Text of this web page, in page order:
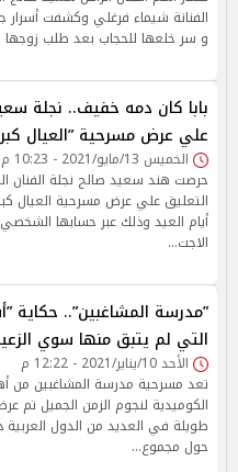
الفنانة شيماء فرغلي وكشفت أسرار
و سر خلعها للحجاب بعد طلب زوجها
بابا كان دمه خفيف.. نجلة
علي عرض مسرحية ”العيال
الخميس 13/مايو/2021 - 10:23 م
حرصت هند سعيد صالح نجلة الفنان
التعليق علي عرض مسرحية العيال
أيام العيد وذلك عبر حسابها
الاجت…
”مدرسة المشاغبين”.. حكاية
التي لم يتبق منها سوي
الأحد 10/يناير/2021 - 12:22 م
تعد مسرحية مدرسة المشاغبين من
الكوميدية لنجوم الزمن الجميل تم
طويلة في العديد من الدول العربية
حول مجموع…